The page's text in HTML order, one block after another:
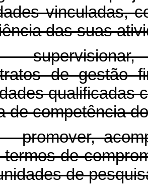
vinculadas,
das suas
supervisionar,
de gestão
qualificadas
de competência
- promover,
termos de
de